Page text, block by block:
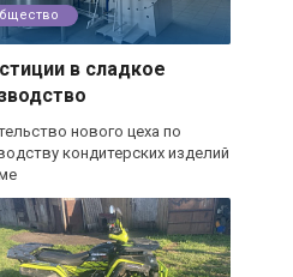
в сладкое
нового цеха по
кондитерских изделий